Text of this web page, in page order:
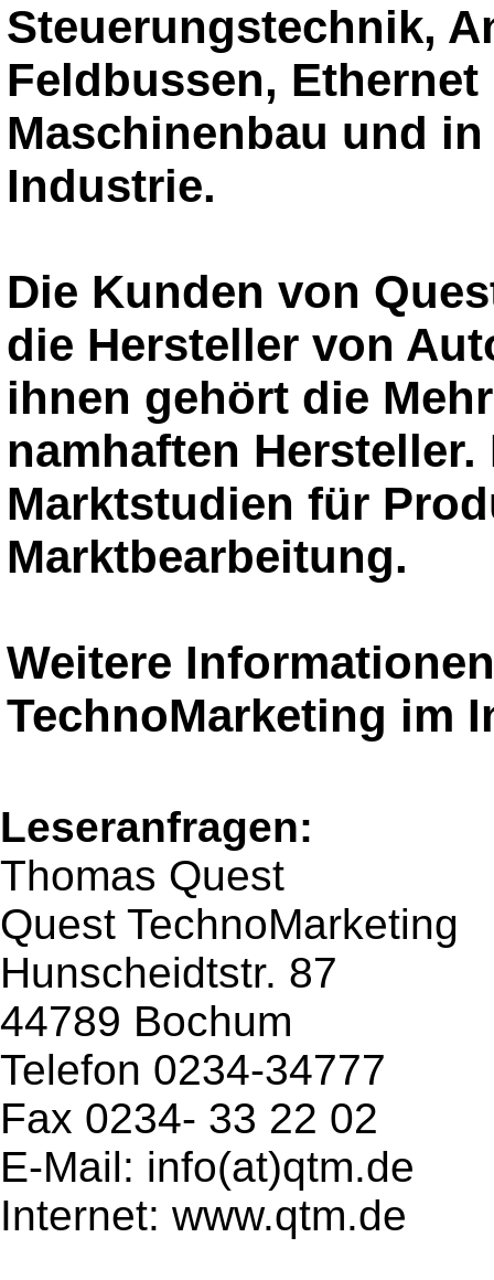
Steuerungstechnik,
Feldbussen,
Maschinenbau und
Industrie.
Die Kunden von
die Hersteller von
ihnen gehört die
namhaften
Marktstudien für
Marktbearbeitung.
Weitere
TechnoMarketing im
Leseranfragen:
Thomas Quest
Quest TechnoMarketing
Hunscheidtstr. 87
44789 Bochum
Telefon 0234-34777
Fax 0234- 33 22 02
E-Mail: info(at)qtm.de
Internet: www.qtm.de